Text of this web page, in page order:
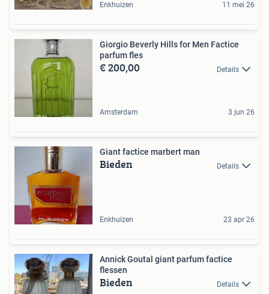
Enkhuizen 11 mei 26
Giorgio Beverly Hills for Men Factice
parfum fles
€ 200,00 Details
Amsterdam 3 jun 26
Giant factice marbert man
Bieden Details
Enkhuizen 23 apr 26
Annick Goutal giant parfum factice
flessen
Bieden Details